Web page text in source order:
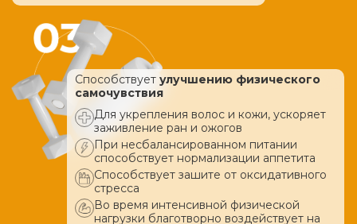
Способствует улучшению физического
самочувствия
Для укрепления волос и кожи, ускоряет
заживление ран и ожогов
При несбалансированном питании
способствует нормализации аппетита
Способствует зашите от оксидативного
стресса
Во время интенсивной физической
нагрузки благотворно воздействует на